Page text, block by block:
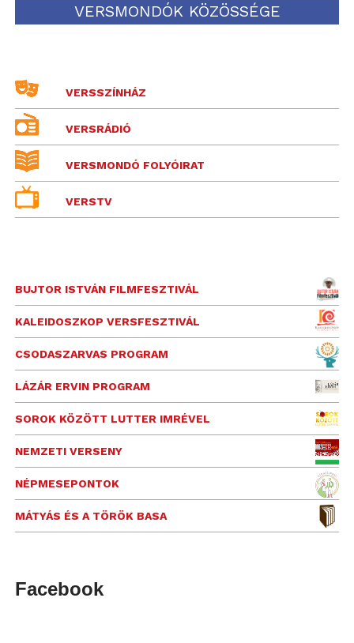
VERSMONDÓK KÖZÖSSÉGE
VERSSZÍNHÁZ
VERSRÁDIÓ
VERSMONDÓ FOLYÓIRAT
VERSTV
BUJTOR ISTVÁN FILMFESZTIVÁL
KALEIDOSZKOP VERSFESZTIVÁL
CSODASZARVAS PROGRAM
LÁZÁR ERVIN PROGRAM
SOROK KÖZÖTT LUTTER IMRÉVEL
NEMZETI VERSENY
NÉPMESEPONTOK
MÁTYÁS ÉS A TÖRÖK BASA
Facebook